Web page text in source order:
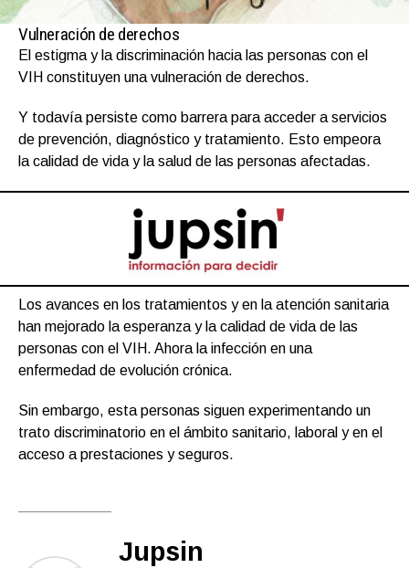
Vulneración de derechos
El estigma y la discriminación hacia las personas con el
VIH constituyen una vulneración de derechos.
Y todavía persiste como barrera para acceder a servicios
de prevención, diagnóstico y tratamiento. Esto empeora
la calidad de vida y la salud de las personas afectadas.
Los avances en los tratamientos y en la atención sanitaria
han mejorado la esperanza y la calidad de vida de las
personas con el VIH. Ahora la infección en una
enfermedad de evolución crónica.
Sin embargo, esta personas siguen experimentando un
trato discriminatorio en el ámbito sanitario, laboral y en el
acceso a prestaciones y seguros.
Jupsin